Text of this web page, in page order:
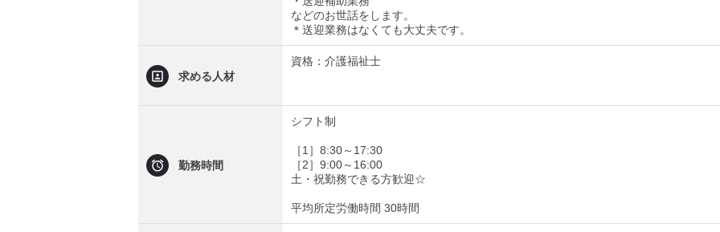
などのお世話をします。
＊送迎業務はなくても大丈夫です。
求める人材
資格：介護福祉士
勤務時間
シフト制
［1］8:30～17:30
［2］9:00～16:00
土・祝勤務できる方歓迎☆
平均所定労働時間 30時間